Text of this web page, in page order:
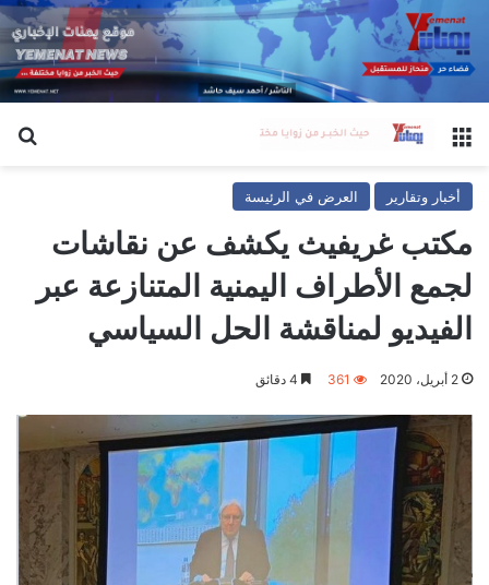
القائمة
أخبار وتقارير العرض في الرئيسة
مكتب غريفيث يكشف عن نقاشات
لجمع الأطراف اليمنية المتنازعة عبر
الفيديو لمناقشة الحل السياسي
2 أبريل، 2020 361